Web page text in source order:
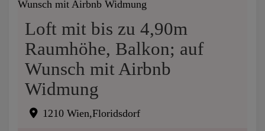
Loft mit bis zu 4,90m
Raumhöhe, Balkon; auf
Wunsch mit Airbnb
Widmung
1210 Wien,Floridsdorf